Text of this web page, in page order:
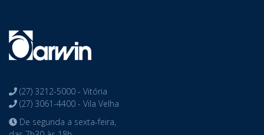
(27) 3212-5000 - Vitória
(27) 3061-4400 - Vila Velha
De segunda a sexta-feira,